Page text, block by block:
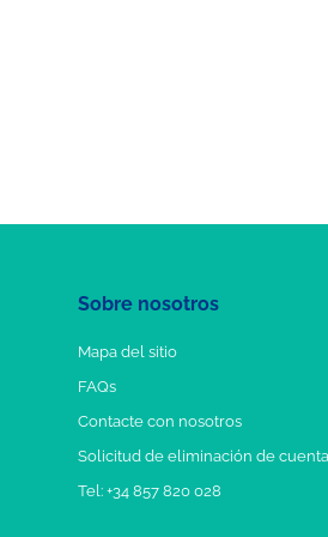
Sobre nosotros
Mapa del sitio
FAQs
Contacte con nosotros
Solicitud de eliminación de cuenta
Tel: +34 857 820 028